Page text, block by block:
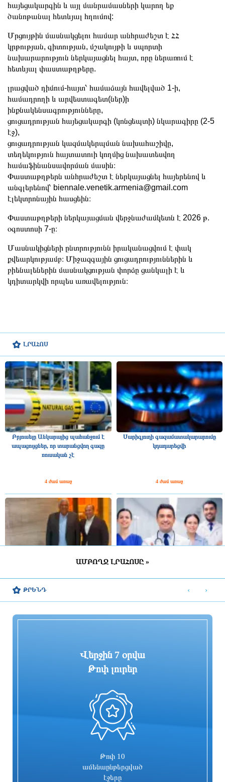
ԼՐԱՀՈՍ
Բրյուսելը Անկարայից պահանջում է
ապացույցներ, որ տարանցվող գազը
ռուսական չէ
4 ժամ առաջ
Սարիգյուղի գազամատակարարումը
կդադարեցվի
4 ժամ առաջ
հնարավորությունները
կլինիկական օրդինատուրայի անվճար
տեղերը
Վարչապետ Փաշինյանի ելույթը
Եվրասիական միջկառավարական
Հրդեհ է բռնկվել Սիլիկյան թաղամասի
ԱՄԲՈՂՋ ԼՐԱՀՈՍԸ »
հայեցակարգին և այլ մանրամասների կարող եք
ծանոթանալ հետևյալ հղումով:
Մրցույթին մասնակցելու համար անհրաժեշտ է ՀՀ
կրթության, գիտության, մշակույթի և սպորտի
նախարարություն ներկայացնել հայտ, որը ներառում է
հետևյալ փաստաթղթերը.
լրացված դիմում-հայտ՝ համաձայն հավելված 1-ի,
համադրողի և արվեստագետ(ներ)ի
ինքնակենսագրությունները,
ցուցադրության հայեցակարգի (կոնցեպտի) նկարագիրը (2-5
էջ),
ցուցադրության կազմակերպման նախահաշիվը,
տեղեկություն հայտատուի կողմից նախատեսվող
համաֆինանսավորման մասին։
Փաստաթղթերն անհրաժեշտ է ներկայացնել հայերենով և
անգլերենով՝ biennale.venetik.armenia@gmail.com
էլեկտրոնային հասցեին։
Փաստաթղթերի ներկայացման վերջնաժամկետն է 2026 թ.
օգոստոսի 7-ը։
Մասնակիցների ընտրությունն իրականացվում է փակ
քվեարկությամբ։ Միջազգային ցուցադրություններին և
բիենալեներին մասնակցության փորձը ցանկալի է և
կդիտարկվի որպես առավելություն։
ԹՐԵՆԴ
Վերջին 7 օրվա
Թոփ լուրեր
Թոփ 10
ամենաընթերցված
էջերը
‹ ›